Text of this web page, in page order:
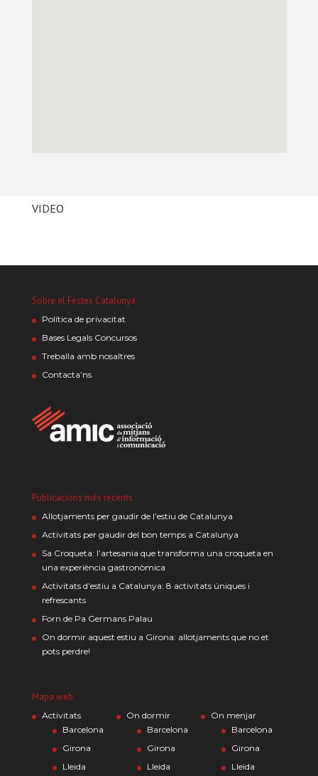
VIDEO
Sobre el Festes Catalunya
Política de privacitat
Bases Legals Concursos
Treballa amb nosaltres
Contacta’ns
Publicacions més recents
Allotjaments per gaudir de l’estiu de Catalunya
Activitats per gaudir del bon temps a Catalunya
Sa Croqueta: l’artesania que transforma una croqueta en
una experiència gastronòmica
Activitats d’estiu a Catalunya: 8 activitats úniques i
refrescants
Forn de Pa Germans Palau
On dormir aquest estiu a Girona: allotjaments que no et
pots perdre!
Mapa web
Activitats
Barcelona
Girona
Lleida
On dormir
Barcelona
Girona
Lleida
On menjar
Barcelona
Girona
Lleida